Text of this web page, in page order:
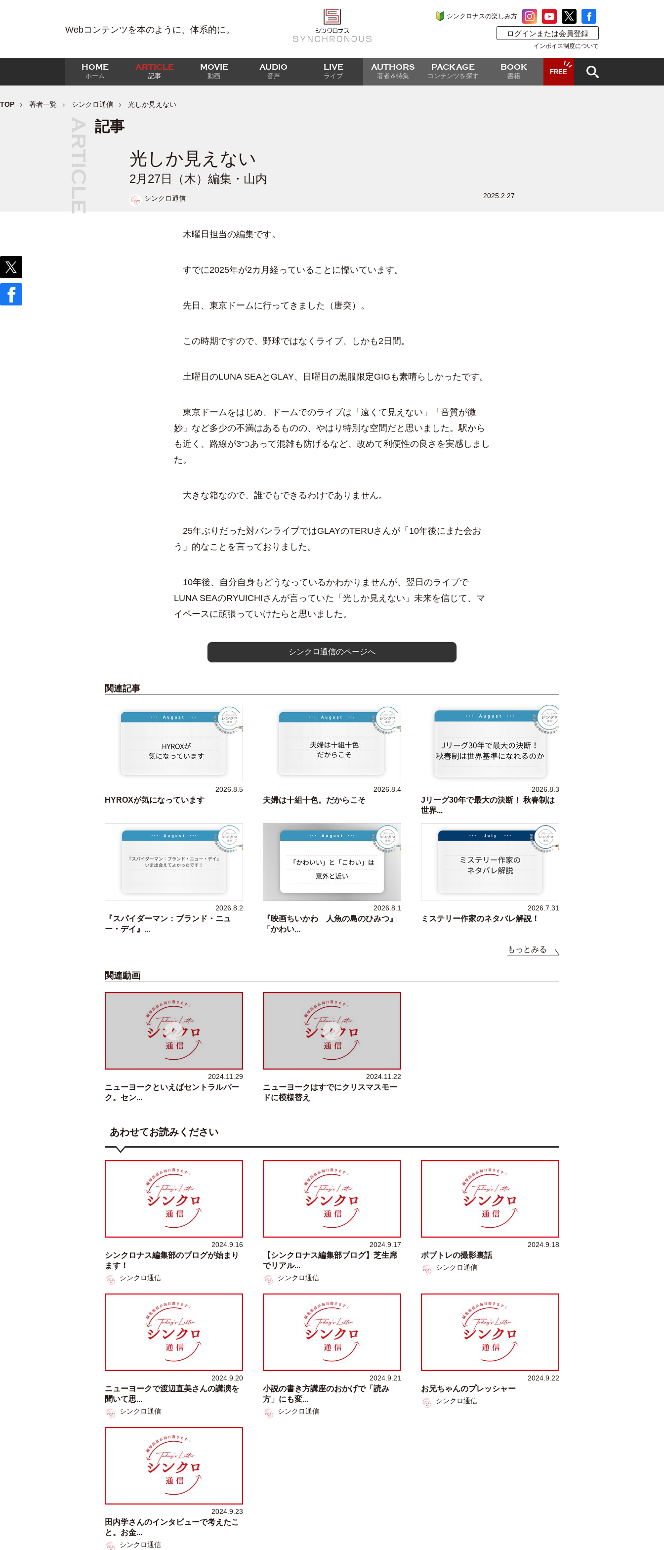
Webコンテンツを本のように、体系的に。
シンクロナスの楽しみ方
ログインまたは会員登録
インボイス制度について
HOME
ホーム
ARTICLE
記事
MOVIE
動画
AUDIO
音声
LIVE
ライブ
AUTHORS
著者＆特集
PACKAGE
コンテンツを探す
BOOK
書籍
FREE
TOP 著者一覧 シンクロ通信 光しか見えない
記事
光しか見えない
2月27日（木）編集・山内
シンクロ通信 2025.2.27
木曜日担当の編集です。
すでに2025年が2カ月経っていることに慄いています。
先日、東京ドームに行ってきました（唐突）。
この時期ですので、野球ではなくライブ、しかも2日間。
土曜日のLUNA SEAとGLAY、日曜日の黒服限定GIGも素晴らしかったです。
東京ドームをはじめ、ドームでのライブは「遠くて見えない」「音質が微
妙」など多少の不満はあるものの、やはり特別な空間だと思いました。駅から
も近く、路線が3つあって混雑も防げるなど、改めて利便性の良さを実感しまし
た。
大きな箱なので、誰でもできるわけでありません。
25年ぶりだった対バンライブではGLAYのTERUさんが「10年後にまた会お
う」的なことを言っておりました。
10年後、自分自身もどうなっているかわかりませんが、翌日のライブで
LUNA SEAのRYUICHIさんが言っていた「光しか見えない」未来を信じて、マ
イペースに頑張っていけたらと思いました。
シンクロ通信のページへ
関連記事
2026.8.5
HYROXが気になっています
2026.8.4
夫婦は十組十色。だからこそ
2026.8.3
Jリーグ30年で最大の決断！ 秋春制は
世界...
2026.8.2
『スパイダーマン：ブランド・ニュ
ー・デイ』...
2026.8.1
『映画ちいかわ 人魚の島のひみつ』
「かわい...
2026.7.31
ミステリー作家のネタバレ解説！
もっとみる
関連動画
2024.11.29
ニューヨークといえばセントラルパー
ク。セン...
2024.11.22
ニューヨークはすでにクリスマスモー
ドに模様替え
あわせてお読みください
2024.9.16
シンクロナス編集部のブログが始まり
ます！
シンクロ通信
2024.9.17
【シンクロナス編集部ブログ】芝生席
でリアル...
シンクロ通信
2024.9.18
ボブトレの撮影裏話
シンクロ通信
2024.9.20
ニューヨークで渡辺直美さんの講演を
聞いて思...
シンクロ通信
2024.9.21
小説の書き方講座のおかげで「読み
方」にも変...
シンクロ通信
2024.9.22
お兄ちゃんのプレッシャー
シンクロ通信
2024.9.23
田内学さんのインタビューで考えたこ
と。お金...
シンクロ通信